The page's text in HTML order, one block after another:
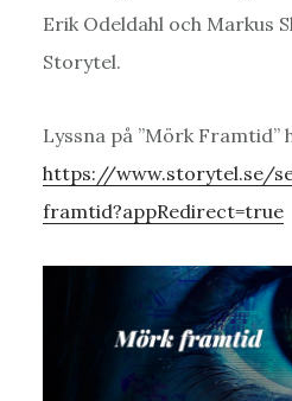
Erik Odeldahl och Markus
Storytel.
Lyssna på ”Mörk Framtid”
https://www.storytel.se/
framtid?appRedirect=true